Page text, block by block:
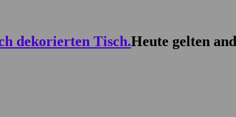
Heute gelten